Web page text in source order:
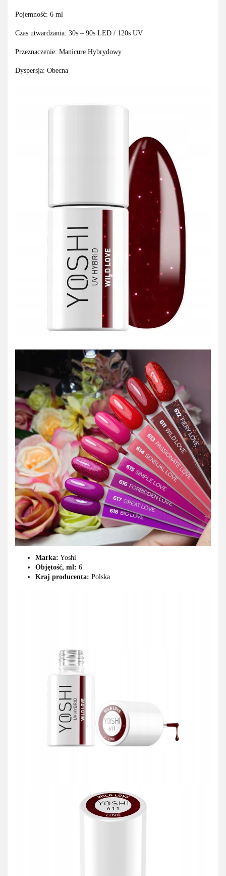
Pojemność: 6 ml
Czas utwardzania: 30s – 90s LED / 120s UV
Przeznaczenie: Manicure Hybrydowy
Dyspersja: Obecna
Marka: Yoshi
Objętość, ml: 6
Kraj producenta: Polska